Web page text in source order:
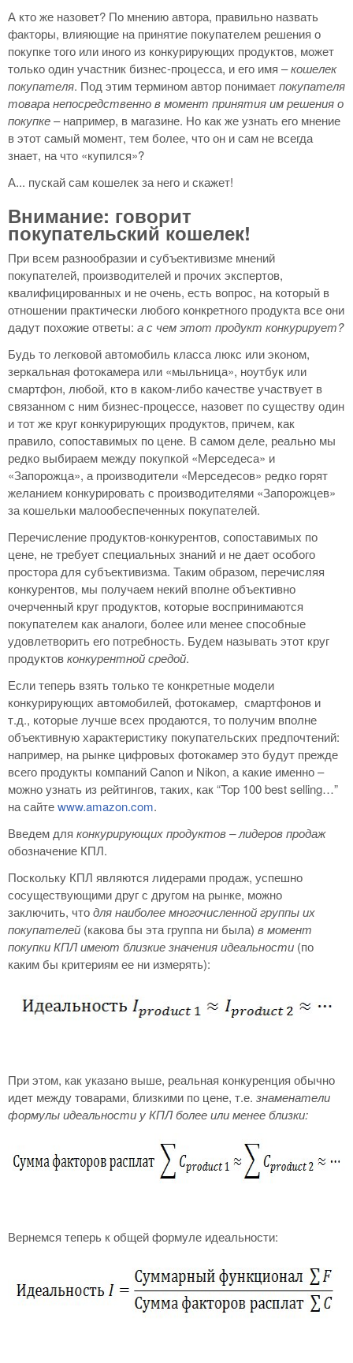
А кто же назовет? По мнению автора, правильно назвать
факторы, влияющие на принятие покупателем решения о
покупке того или иного из конкурирующих продуктов, может
только один участник бизнес-процесса, и его имя –кошелек
покупателя. Под этим термином автор понимаетпокупателя
товара непосредственно в момент принятия им решения о
покупке– например, в магазине. Но как же узнать его мнение
в этот самый момент, тем более, что он и сам не всегда
знает, на что «купился»?
А... пускай сам кошелек за него и скажет!
Внимание: говорит
покупательский кошелек!
При всем разнообразии и субъективизме мнений
покупателей, производителей и прочих экспертов,
квалифицированных и не очень, есть вопрос, на который в
отношении практически любого конкретного продукта все они
дадут похожие ответы: а с чем этот продукт конкурирует?
Будь то легковой автомобиль класса люкс или эконом,
зеркальная фотокамера или «мыльница», ноутбук или
смартфон, любой, кто в каком-либо качестве участвует в
связанном с ним бизнес-процессе, назовет по существу один
и тот же круг конкурирующих продуктов, причем, как
правило, сопоставимых по цене. В самом деле, реально мы
редко выбираем между покупкой «Мерседеса» и
«Запорожца», а производители «Мерседесов» редко горят
желанием конкурировать с производителями «Запорожцев»
за кошельки малообеспеченных покупателей.
Перечисление продуктов-конкурентов, сопоставимых по
цене, не требует специальных знаний и не дает особого
простора для субъективизма. Таким образом, перечисляя
конкурентов, мы получаем некий вполне объективно
очерченный круг продуктов, которые воспринимаются
покупателем как аналоги, более или менее способные
удовлетворить его потребность. Будем называть этот круг
продуктовконкурентной средой.
Если теперь взять только те конкретные модели
конкурирующих автомобилей, фотокамер, смартфонов и
т.д., которые лучше всех продаются, то получим вполне
объективную характеристику покупательских предпочтений:
например, на рынке цифровых фотокамер это будут прежде
всего продукты компаний Canon и Nikon, а какие именно –
можно узнать из рейтингов, таких, как “Top 100 best selling…”
на сайтеwww.amazon.com.
Введем для конкурирующих продуктов – лидеров продаж
обозначение КПЛ.
Поскольку КПЛ являются лидерами продаж, успешно
сосуществующими друг с другом на рынке, можно
заключить, чтодля наиболее многочисленной группы их
покупателей (какова бы эта группа ни была) в момент
покупки КПЛ имеют близкие значения идеальности (по
каким бы критериям ее ни измерять):
При этом, как указано выше, реальная конкуренция обычно
идет между товарами, близкими по цене, т.е. знаменатели
формулы идеальности у КПЛ более или менее близки:
Вернемся теперь к общей формуле идеальности: